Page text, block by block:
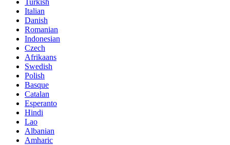
Turkish
Italian
Danish
Romanian
Indonesian
Czech
Afrikaans
Swedish
Polish
Basque
Catalan
Esperanto
Hindi
Lao
Albanian
Amharic